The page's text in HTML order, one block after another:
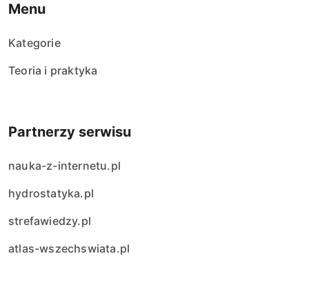
Menu
Kategorie
Teoria i praktyka
Partnerzy serwisu
nauka-z-internetu.pl
hydrostatyka.pl
strefawiedzy.pl
atlas-wszechswiata.pl